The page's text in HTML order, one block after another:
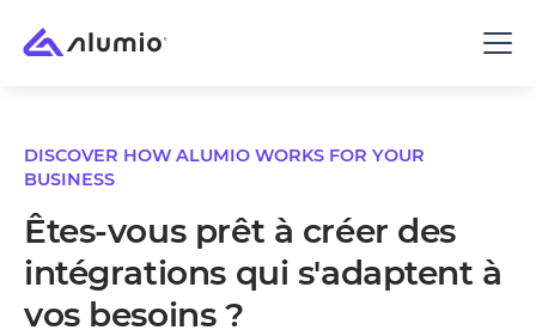
DISCOVER HOW ALUMIO WORKS FOR YOUR
BUSINESS
Êtes-vous prêt à créer des
intégrations qui s'adaptent à
vos besoins ?